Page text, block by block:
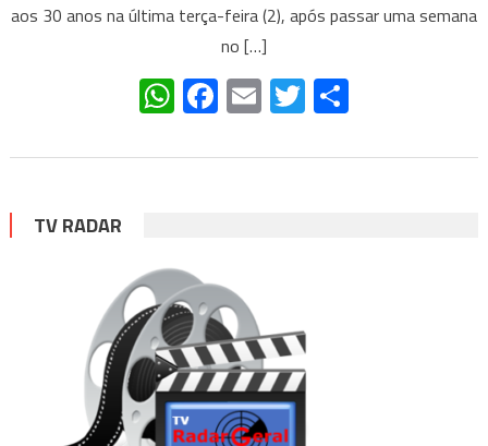
aos 30 anos na última terça-feira (2), após passar uma semana
no […]
WhatsApp
Facebook
EmailTwitter
TV RADAR